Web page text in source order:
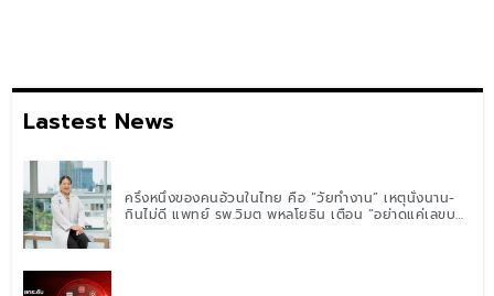
Lastest News
ครึ่งหนึ่งของคนอ้วนในไทย คือ “วัยทำงาน” เหตุนั่งนาน-
กินไม่ดี แพทย์ รพ.วิมุต พหลโยธิน เตือน “อย่าดูแค่เลขบน